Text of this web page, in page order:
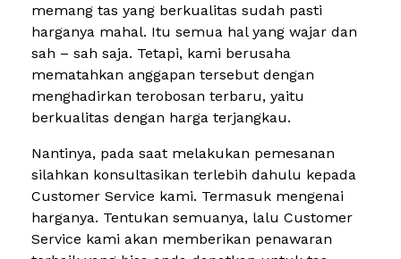
memang tas yang berkualitas sudah pasti
harganya mahal. Itu semua hal yang wajar dan
sah – sah saja. Tetapi, kami berusaha
mematahkan anggapan tersebut dengan
menghadirkan terobosan terbaru, yaitu
berkualitas dengan harga terjangkau.
Nantinya, pada saat melakukan pemesanan
silahkan konsultasikan terlebih dahulu kepada
Customer Service kami. Termasuk mengenai
harganya. Tentukan semuanya, lalu Customer
Service kami akan memberikan penawaran